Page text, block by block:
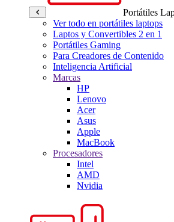
Portátiles
Ver todo en portátiles laptops
Laptos y Convertibles 2 en 1
Portátiles Gaming
Para Creadores de Contenido
Inteligencia Artificial
Marcas
HP
Lenovo
Acer
Asus
Apple
MacBook
Procesadores
Intel
AMD
Nvidia